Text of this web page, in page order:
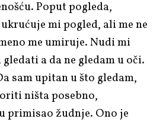
Poput pogleda,
mi pogled, ali me ne
me umiruje. Nudi mi
a da ne gledam u oči.
sam upitan u što gledam,
ništa posebno,
primisao žudnje. Ono je